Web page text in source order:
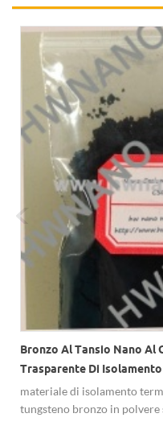
Bronzo Al Tansio Nano Al
Trasparente Di
materiale di isolamento
tungsteno bronzo in